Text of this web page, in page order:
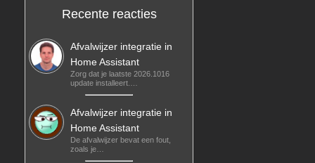
Recente reacties
Afvalwijzer integratie in
Home Assistant
Zorg dat je laatste 2026.1016
update installeert.…
Afvalwijzer integratie in
Home Assistant
De afvalwijzer bevat een fout,
zoals je…